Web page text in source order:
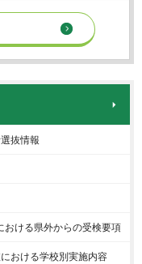
抜情報
おける県外からの受検要項
おける学校別実施内容